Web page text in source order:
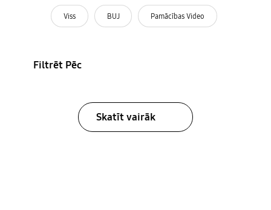
Viss BUJ Pamācības Video
Filtrēt Pēc
Skatīt vairāk